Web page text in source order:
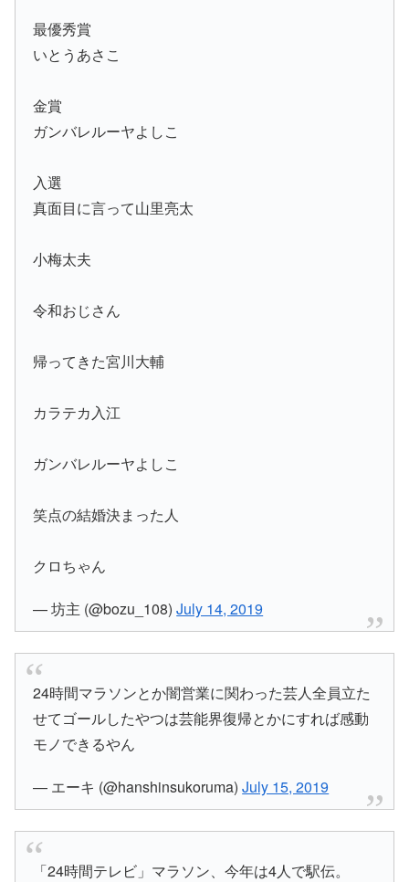
最優秀賞
いとうあさこ
金賞
ガンバレルーヤよしこ
入選
真面目に言って山里亮太
小梅太夫
令和おじさん
帰ってきた宮川大輔
カラテカ入江
ガンバレルーヤよしこ
笑点の結婚決まった人
クロちゃん
— 坊主 (@bozu_108)July 14, 2019
24時間マラソンとか闇営業に関わった芸人全員立た
せてゴールしたやつは芸能界復帰とかにすれば感動
モノできるやん
— エーキ (@hanshinsukoruma)July 15, 2019
「24時間テレビ」マラソン、今年は4人で駅伝。